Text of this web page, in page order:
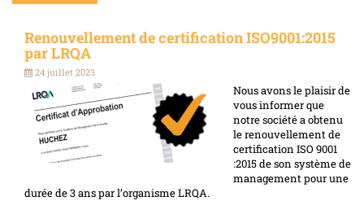
Renouvellement de certification ISO9001:2015
par LRQA
24 juillet 2023
Nous avons le plaisir de
vous informer que
notre société a obtenu
le renouvellement de
certification ISO 9001
:2015 de son système de
management pour une
durée de 3 ans par l’organisme LRQA.